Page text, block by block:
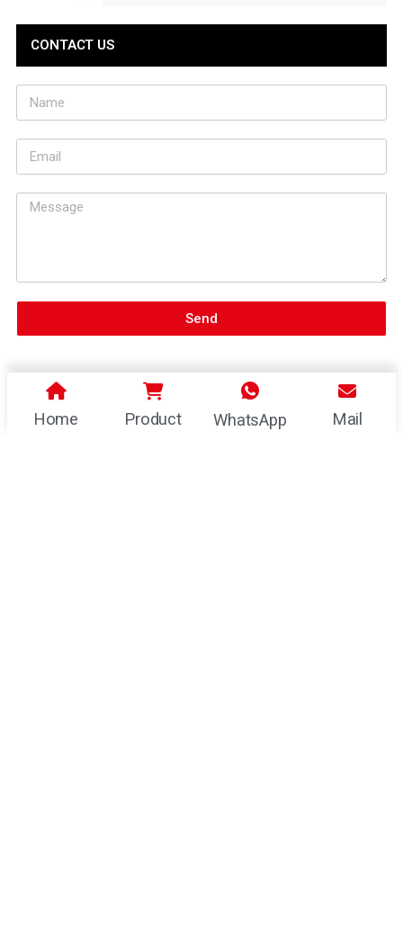
CONTACT US
Send
Home Product WhatsApp Mail